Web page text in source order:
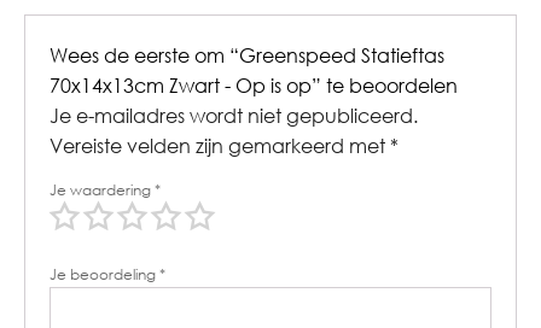
Wees de eerste om “Greenspeed Statieftas
70x14x13cm Zwart - Op is op” te beoordelen
Je e-mailadres wordt niet gepubliceerd.
Vereiste velden zijn gemarkeerd met *
Je waardering*
Je beoordeling*